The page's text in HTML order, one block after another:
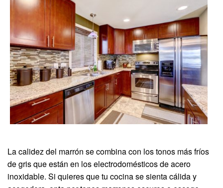
La calidez del marrón se combina con los tonos más fríos
de gris que están en los electrodomésticos de acero
inoxidable. Si quieres que tu cocina se sienta cálida y